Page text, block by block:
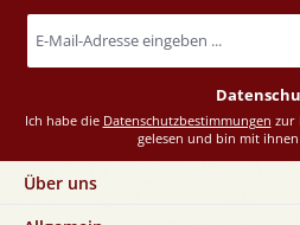
Mail-
Ich habe die Datenschutzbestimmungen zur
gelesen und bin mit
Über uns